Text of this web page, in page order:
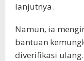
lanjutnya.
Namun, ia
bantuan
diverifikasi